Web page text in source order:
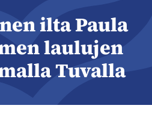
ilta Paula
laulujen
Tuvalla